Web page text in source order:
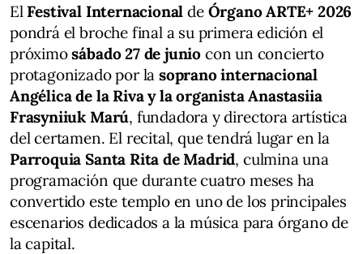
El Festival Internacional de Órgano ARTE+ 2026
pondrá el broche final a su primera edición el
próximosábado 27 de junio con un concierto
protagonizado por lasoprano internacional
Angélica de la Riva y la organista Anastasiia
Frasyniiuk Marú, fundadora y directora artística
del certamen. El recital, que tendrá lugar en la
Parroquia Santa Rita de Madrid, culmina una
programación que durante cuatro meses ha
convertido este templo en uno de los principales
escenarios dedicados a la música para órgano de
la capital.